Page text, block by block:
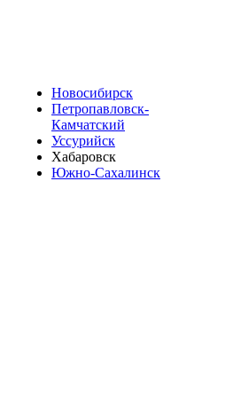
Новосибирск
Петропавловск-
Камчатский
Уссурийск
Хабаровск
Южно-Сахалинск